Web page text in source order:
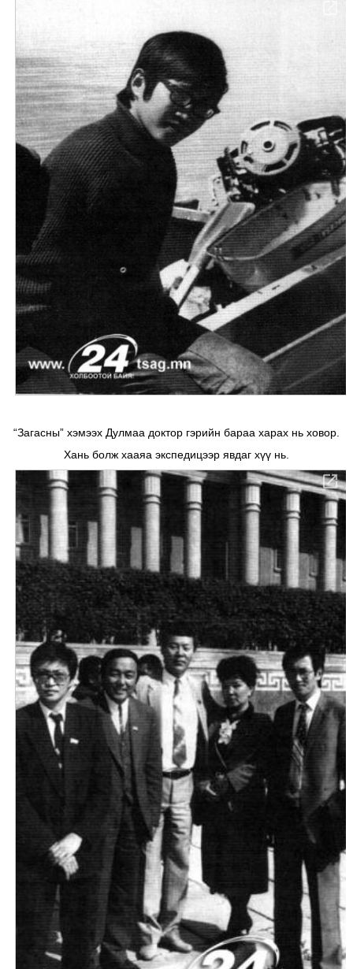
“Загасны” хэмээх Дулмаа доктор гэрийн бараа харах нь ховор.
Хань болж хааяа экспедицээр явдаг хүү нь.